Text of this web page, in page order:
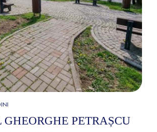
GHEORGHE PETRAȘCU